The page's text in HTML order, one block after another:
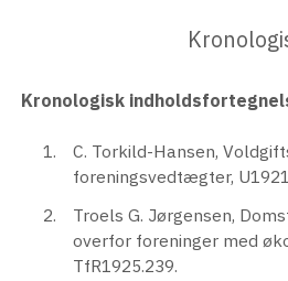
Kronologisk
C. Torkild-Hansen,
foreningsvedtægter,
Troels G. Jørgensen,
overfor foreninger med
TfR1925.239.